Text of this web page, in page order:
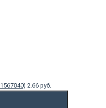
2.66 руб.